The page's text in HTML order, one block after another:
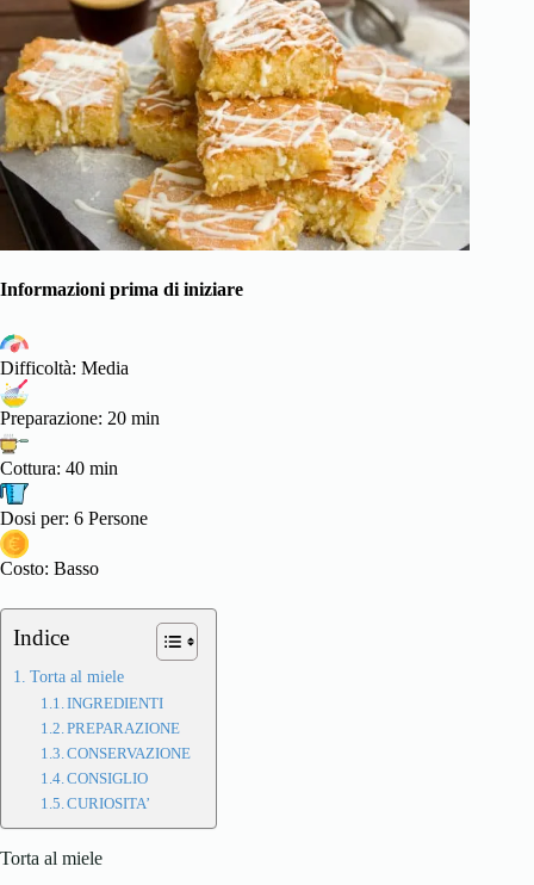
Informazioni prima di iniziare
Difficoltà: Media
Preparazione: 20 min
Cottura: 40 min
Dosi per: 6 Persone
Costo: Basso
Indice
Torta al miele
INGREDIENTI
PREPARAZIONE
CONSERVAZIONE
CONSIGLIO
CURIOSITA’
Torta al miele